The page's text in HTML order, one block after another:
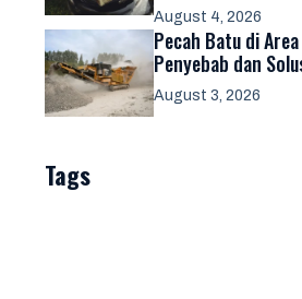
August 4, 2026
Pecah Batu di
Penyebab dan
August 3, 2026
Tags